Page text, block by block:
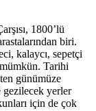
1800’lü
biri.
kalaycı, sepetçi
Tarihi
günümüze
gezilecek yerler
için de çok